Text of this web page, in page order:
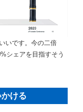
いです。今の二倍
シェアを目指すそう
ける